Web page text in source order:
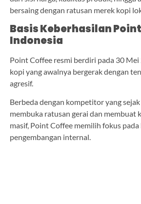
bersaing dengan ratusan merek kopi
Basis Keberhasilan
Indonesia
Point Coffee resmi berdiri pada 30 Mei
kopi yang awalnya bergerak dengan
agresif.
Berbeda dengan kompetitor yang
membuka ratusan gerai dan membuat
masif, Point Coffee memilih fokus
pengembangan internal.